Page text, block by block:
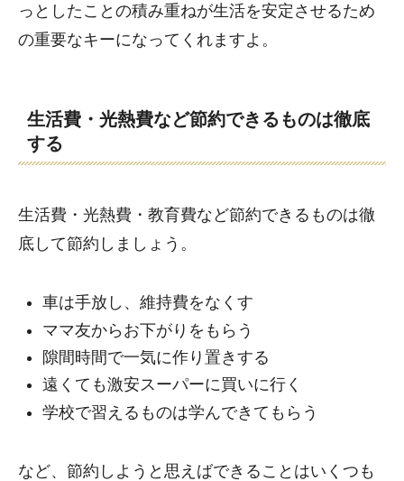
っとしたことの積み重ねが生活を安定させるため
の重要なキーになってくれますよ。
生活費・光熱費など節約できるものは徹底
する
生活費・光熱費・教育費など節約できるものは徹
底して節約しましょう。
車は手放し、維持費をなくす
ママ友からお下がりをもらう
隙間時間で一気に作り置きする
遠くても激安スーパーに買いに行く
学校で習えるものは学んできてもらう
など、節約しようと思えばできることはいくつも